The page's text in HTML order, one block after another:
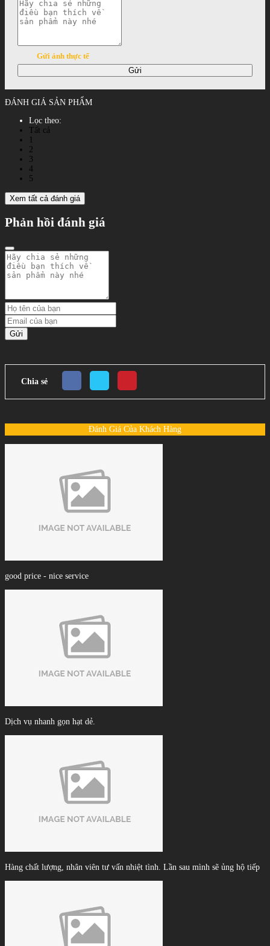
Gửi ảnh thực tế
Gửi
ĐÁNH GIÁ SẢN PHẨM
Lọc theo:
Tất cả
2
3
4
5
Xem tất cả đánh giá
Phản hồi đánh giá
Gửi
Chia sẻ
Đánh Giá Của Khách Hàng
good price - nice service
Dịch vụ nhanh gọn hạt dẻ.
Hàng chất lượng, nhân viên tư vấn nhiệt tình. Lần sau mình sẽ ủng hộ tiếp